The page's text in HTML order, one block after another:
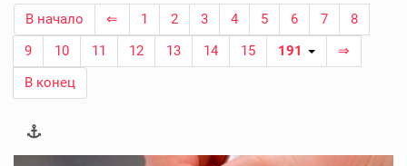
В начало ⇐ 1 2 3 4 5 6 7
8
9
10 11 12 13 14 15 191
⇒
В конец